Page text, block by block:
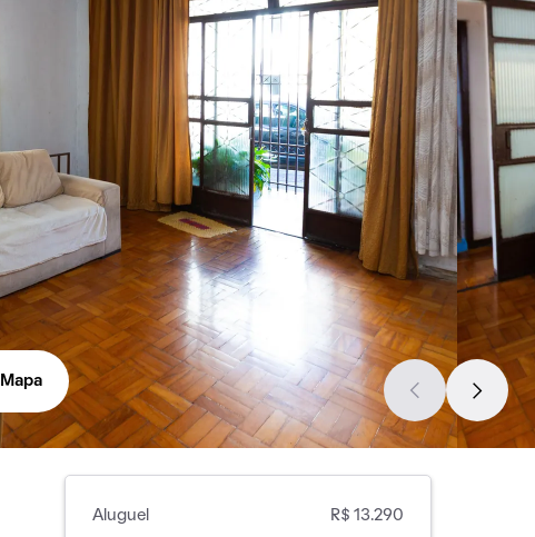
Mapa
Aluguel R$ 13.290